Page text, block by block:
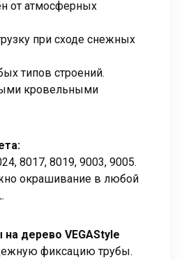
от атмосферных
при сходе снежных
типов строений.
кровельными
8017, 8019, 9003, 9005.
окрашивание в любой
дерево VEGAStyle
фиксацию трубы.